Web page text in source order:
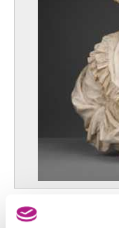
Gilles-Lambert Godecharle